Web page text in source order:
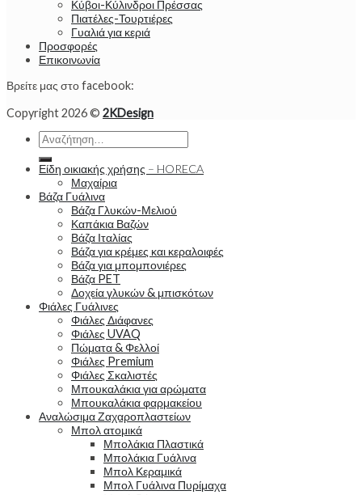
Κύβοι-Κύλινδροι Πρέσσας
Πιατέλες-Τουρτιέρες
Γυαλιά για κεριά
Προσφορές
Επικοινωνία
Βρείτε μας στο facebook:
Copyright 2026 © 2KDesign
Αναζήτηση
για:
Είδη οικιακής χρήσης – HORECA
Μαχαίρια
Βάζα Γυάλινα
Βάζα Γλυκών-Μελιού
Καπάκια Βαζών
Βάζα Ιταλίας
Βάζα για κρέμες και κεραλοιφές
Βάζα για μπομπονιέρες
Βάζα PET
Δοχεία γλυκών & μπισκότων
Φιάλες Γυάλινες
Φιάλες Διάφανες
Φιάλες UVAQ
Πώματα & Φελλοί
Φιάλες Premium
Φιάλες Σκαλιστές
Μπουκαλάκια για αρώματα
Μπουκαλάκια φαρμακείου
Αναλώσιμα Ζαχαροπλαστείων
Μπολ ατομικά
Μπολάκια Πλαστικά
Μπολάκια Γυάλινα
Μπολ Κεραμικά
Μπολ Γυάλινα Πυρίμαχα